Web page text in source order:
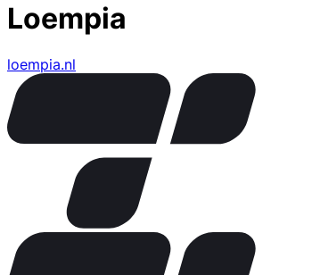
Loempia
loempia.nl